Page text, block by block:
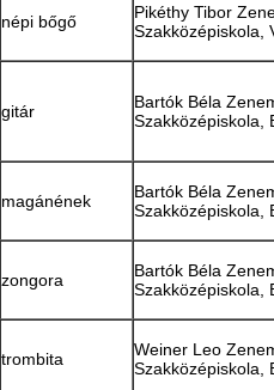
népi bőgő
Pikéthy Tibor
Szakközépiskola,
gitár
Bartók Béla
Szakközépiskola,
magánének
Bartók Béla
Szakközépiskola,
zongora
Bartók Béla
Szakközépiskola,
trombita
Weiner Leo
Szakközépiskola,